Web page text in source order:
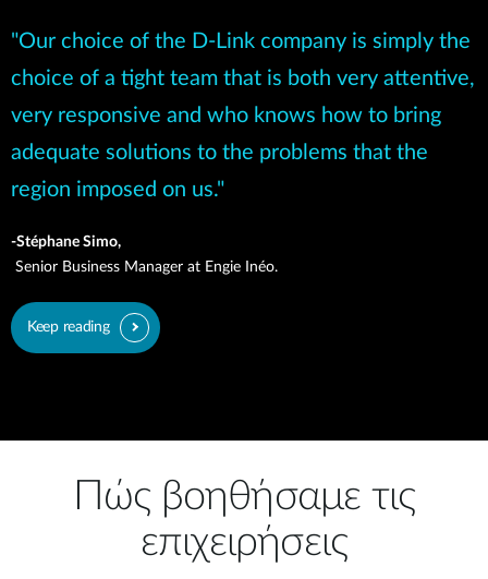
"Our choice of the D-Link company is simply the
choice of a tight team that is both very attentive,
very responsive and who knows how to bring
adequate solutions to the problems that the
region imposed on us."
-Stéphane Simo,
Senior Business Manager at Engie Inéo.
Keep reading
Πώς βοηθήσαμε τις
επιχειρήσεις